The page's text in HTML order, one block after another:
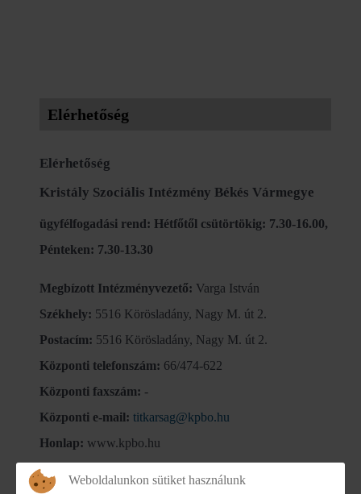
Elérhetőség
Elérhetőség
Kristály Szociális Intézmény Békés Vármegye
ügyfélfogadási rend: Hétfőtől csütörtökig: 7.30-16.00,
Pénteken: 7.30-13.30
Megbízott Intézményvezető: Varga István
Székhely: 5516 Körösladány, Nagy M. út 2.
Postacím: 5516 Körösladány, Nagy M. út 2.
Központi telefonszám: 66/474-622
Központi faxszám: -
Központi e-mail: titkarsag@kpbo.hu
Honlap: www.kpbo.hu
Adatvédelmi tisztviselő:Varga István
Weboldalunkon sütiket használunk